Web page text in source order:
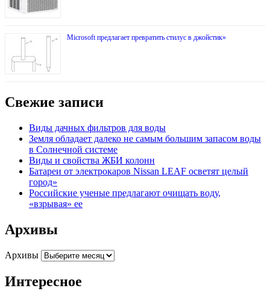
Microsoft предлагает превратить стилус в джойстик»
Свежие записи
Виды дачных фильтров для воды
Земля обладает далеко не самым большим запасом воды
в Солнечной системе
Виды и свойства ЖБИ колонн
Батареи от электрокаров Nissan LEAF осветят целый
город»
Российские ученые предлагают очищать воду,
«взрывая» ее
Архивы
Архивы
Интересное